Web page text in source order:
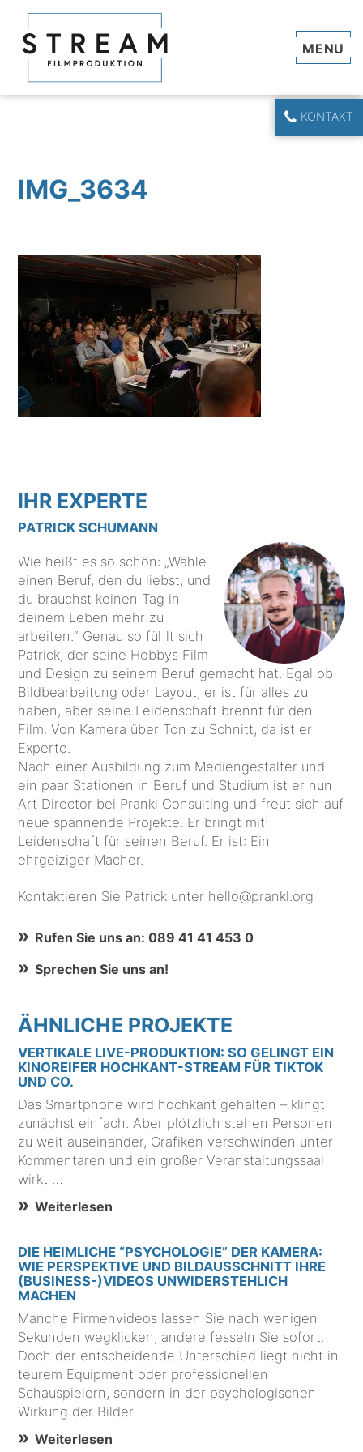
KONTAKT
IMG_3634
IHR EXPERTE
PATRICK SCHUMANN
Wie heißt es so schön: „Wähle
einen Beruf, den du liebst, und
du brauchst keinen Tag in
deinem Leben mehr zu
arbeiten.“ Genau so fühlt sich
Patrick, der seine Hobbys Film
und Design zu seinem Beruf gemacht hat. Egal ob
Bildbearbeitung oder Layout, er ist für alles zu
haben, aber seine Leidenschaft brennt für den
Film: Von Kamera über Ton zu Schnitt, da ist er
Experte.
Nach einer Ausbildung zum Mediengestalter und
ein paar Stationen in Beruf und Studium ist er nun
Art Director bei Prankl Consulting und freut sich auf
neue spannende Projekte. Er bringt mit:
Leidenschaft für seinen Beruf. Er ist: Ein
ehrgeiziger Macher.
Kontaktieren Sie Patrick unter hello@prankl.org
Rufen Sie uns an: 089 41 41 453 0
Sprechen Sie uns an!
ÄHNLICHE PROJEKTE
VERTIKALE LIVE-PRODUKTION: SO GELINGT EIN
KINOREIFER HOCHKANT-STREAM FÜR TIKTOK
UND CO.
Das Smartphone wird hochkant gehalten – klingt
zunächst einfach. Aber plötzlich stehen Personen
zu weit auseinander, Grafiken verschwinden unter
Kommentaren und ein großer Veranstaltungssaal
wirkt …
Weiterlesen
DIE HEIMLICHE “PSYCHOLOGIE” DER KAMERA:
WIE PERSPEKTIVE UND BILDAUSSCHNITT IHRE
(BUSINESS-)VIDEOS UNWIDERSTEHLICH
MACHEN
Manche Firmenvideos lassen Sie nach wenigen
Sekunden wegklicken, andere fesseln Sie sofort.
Doch der entscheidende Unterschied liegt nicht in
teurem Equipment oder professionellen
Schauspielern, sondern in der psychologischen
Wirkung der Bilder.
Weiterlesen